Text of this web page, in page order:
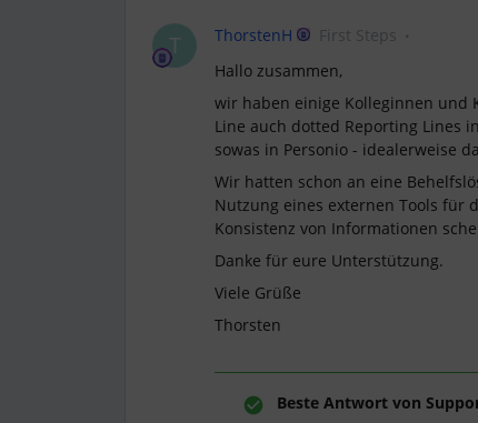
T ThorstenH
First Steps
Hallo zusammen,
wir haben einige Kolleginnen und
Line auch dotted Reporting Lines
sowas in Personio - idealerweise
Wir hatten schon an eine
Nutzung eines externen Tools für
Konsistenz von Informationen
Danke für eure Unterstützung.
Viele Grüße
Thorsten
Beste Antwort von